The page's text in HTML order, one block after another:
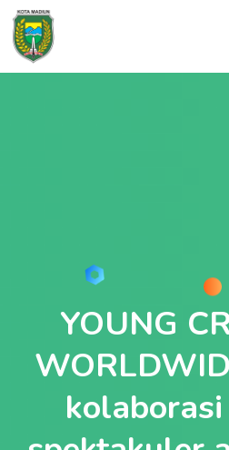
--}}
YOUNG